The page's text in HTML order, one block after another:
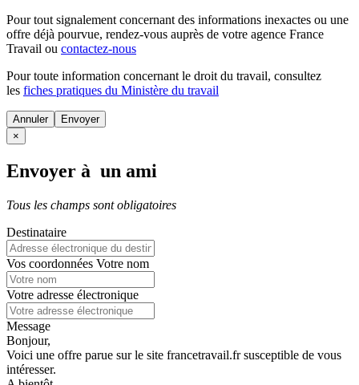
Pour tout signalement concernant des informations inexactes ou une
offre déjà pourvue, rendez-vous auprès de votre agence France
Travail ou contactez-nous
Pour toute information concernant le droit du travail, consultez
les fiches pratiques du Ministère du travail
Annuler
×
Envoyer à un ami
Tous les champs sont obligatoires
Destinataire
Vos coordonnées Votre nom
Votre adresse électronique
Message
Bonjour,
Voici une offre parue sur le site francetravail.fr susceptible de vous
intéresser.